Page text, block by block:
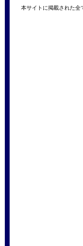
本サイトに掲載された全